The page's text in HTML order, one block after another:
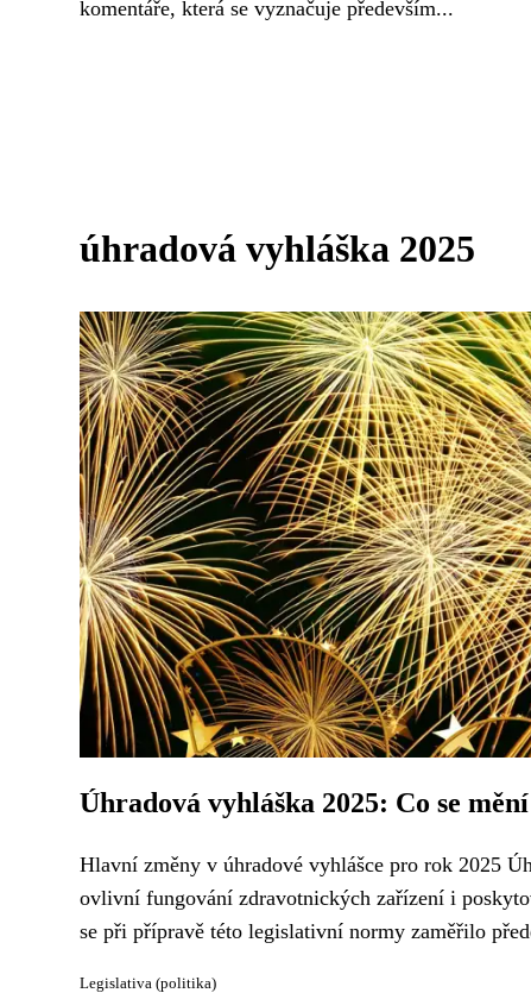
komentáře, která se vyznačuje především...
úhradová vyhláška 2025
Úhradová vyhláška 2025: Co se
Hlavní změny v úhradové vyhlášce pro rok 2025
ovlivní fungování zdravotnických zařízení i
se při přípravě této legislativní normy zaměřilo
Legislativa (politika)